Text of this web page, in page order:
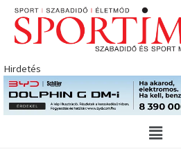
Skip
content
Hirdetés
Main
Menu